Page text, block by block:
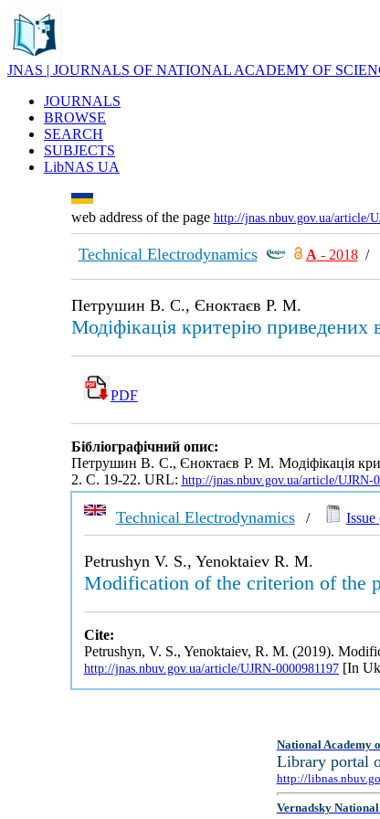
JNAS | JOURNALS OF NATIONAL ACADEMY OF
JOURNALS
BROWSE
SEARCH
SUBJECTS
LibNAS UA
web address of the page http://jnas.nbuv.gov.ua/article/
Technical Electrodynamics А - 2018/
Петрушин В. С., Єноктаєв Р. М.
Модіфікація критерію приведених
PDF
Бібліографічний опис:
Петрушин В. С., Єноктаєв Р. М. Модіфікація
2. С. 19-22. URL: http://jnas.nbuv.gov.ua/article/UJRN-
Technical Electrodynamics/ Issue
Petrushyn V. S., Yenoktaiev R. M.
Modification of the criterion of the
Cite:
Petrushyn, V. S., Yenoktaiev, R. M. (2019).
http://jnas.nbuv.gov.ua/article/UJRN-0000981197[In
National Academy
Library portal
http://
Vernadsky